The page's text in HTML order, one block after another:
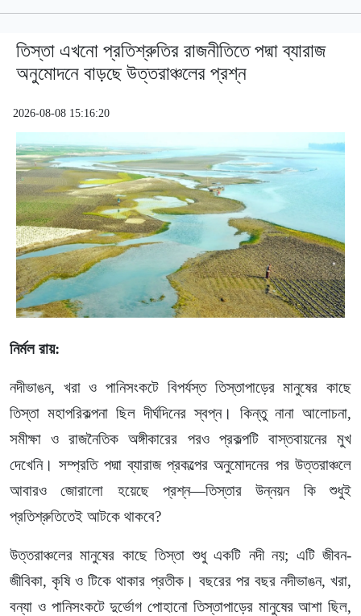
তিস্তা এখনো প্রতিশ্রুতির রাজনীতিতে পদ্মা ব্যারাজ
অনুমোদনে বাড়ছে উত্তরাঞ্চলের প্রশ্ন
2026-08-08 15:16:20
নির্মল রায়:
নদীভাঙন, খরা ও পানিসংকটে বিপর্যস্ত তিস্তাপাড়ের মানুষের কাছে
তিস্তা মহাপরিকল্পনা ছিল দীর্ঘদিনের স্বপ্ন। কিন্তু নানা আলোচনা,
সমীক্ষা ও রাজনৈতিক অঙ্গীকারের পরও প্রকল্পটি বাস্তবায়নের মুখ
দেখেনি। সম্প্রতি পদ্মা ব্যারাজ প্রকল্পের অনুমোদনের পর উত্তরাঞ্চলে
আবারও জোরালো হয়েছে প্রশ্ন—তিস্তার উন্নয়ন কি শুধুই
প্রতিশ্রুতিতেই আটকে থাকবে?
উত্তরাঞ্চলের মানুষের কাছে তিস্তা শুধু একটি নদী নয়; এটি জীবন-
জীবিকা, কৃষি ও টিকে থাকার প্রতীক। বছরের পর বছর নদীভাঙন, খরা,
বন্যা ও পানিসংকটে দুর্ভোগ পোহানো তিস্তাপাড়ের মানুষের আশা ছিল,